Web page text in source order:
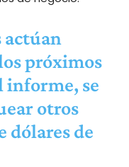
actúan
próximos
informe, se
otros
dólares de